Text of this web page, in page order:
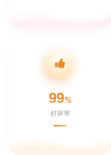
99%
好评率